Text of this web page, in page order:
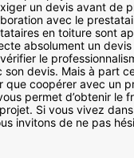
un devis avant de
avec le
en toiture sont
absolument un
le
devis. Mais à part
que coopérer avec un
permet d’obtenir le
Si vous vivez
invitons de ne pas